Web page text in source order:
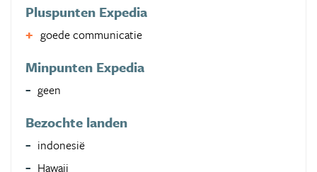
Pluspunten Expedia
goede communicatie
Minpunten Expedia
geen
Bezochte landen
indonesië
Hawaii